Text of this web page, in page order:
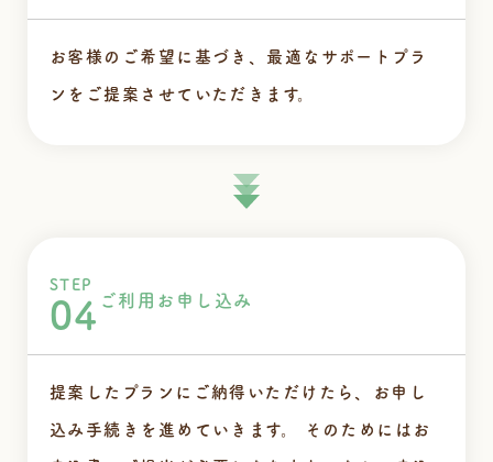
お客様のご希望に基づき、最適なサポートプラ
ンをご提案させていただきます。
STEP
04 ご利用お申し込み
提案したプランにご納得いただけたら、お申し
込み手続きを進めていきます。 そのためにはお